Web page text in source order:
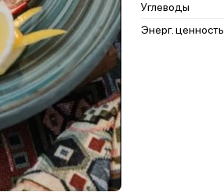
Углеводы
Энерг. ценность